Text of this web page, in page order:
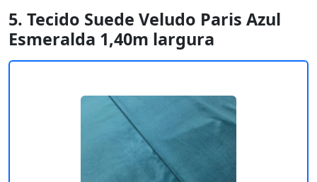
5. Tecido Suede Veludo Paris Azul
Esmeralda 1,40m largura